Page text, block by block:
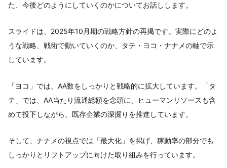
た、今後どのようにしていくのかについてお話しします。
スライドは、2025年10月期の戦略方針の再掲です。実際にどのよ
うな戦略、戦術で動いていくのか、タテ・ヨコ・ナナメの軸で示
しています。
「ヨコ」では、AA数をしっかりと戦略的に拡大しています。「タ
テ」では、AA当たり流通総額を念頭に、ヒューマンリソースも含
めて投下しながら、既存企業の深掘りを推進しています。
そして、ナナメの視点では「最大化」を掲げ、稼動率の部分でも
しっかりとリフトアップに向けた取り組みを行っています。